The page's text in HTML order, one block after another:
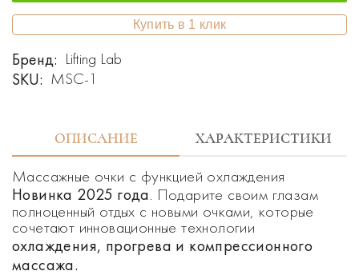
Купить в 1 клик
Бренд: Lifting Lab
SKU: MSC-1
ОПИСАНИЕ ХАРАКТЕРИСТИКИ
Массажные очки с функцией охлаждения
Новинка 2025 года. Подарите своим глазам
полноценный отдых с новыми очками, которые
сочетают инновационные технологии
охлаждения, прогрева и компрессионного
массажа.